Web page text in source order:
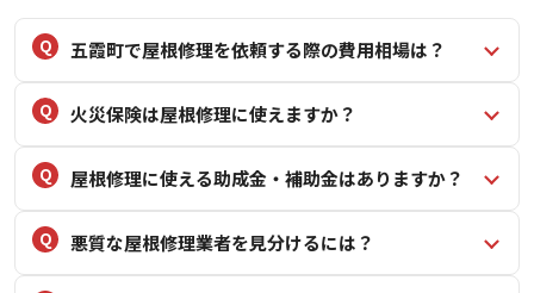
五霞町で屋根修理を依頼する際の費用相場は？
火災保険は屋根修理に使えますか？
屋根修理に使える助成金・補助金はありますか？
悪質な屋根修理業者を見分けるには？